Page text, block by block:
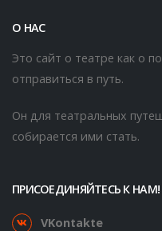
О НАС
Это сайт о театре как о
отправиться в путь.
Он для театральных
собирается ими стать.
ПРИСОЕДИНЯЙТЕСЬ К НАМ!
VKontakte